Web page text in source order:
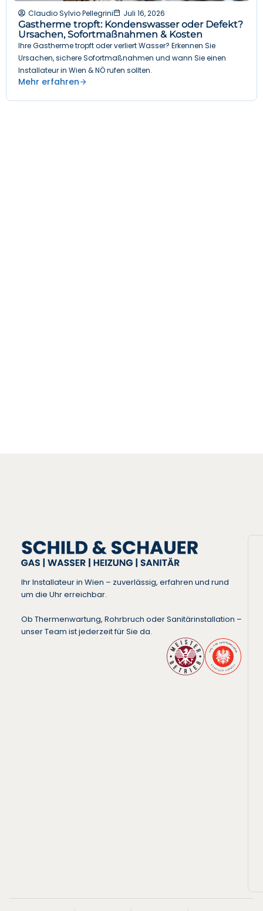
Claudio Sylvio Pellegrini Juli 16, 2026
Gastherme tropft: Kondenswasser oder Defekt?
Ursachen, Sofortmaßnahmen & Kosten
Ihre Gastherme tropft oder verliert Wasser? Erkennen Sie
Ursachen, sichere Sofortmaßnahmen und wann Sie einen
Installateur in Wien & NÖ rufen sollten.
Mehr erfahren
Ihr Installateur in Wien – zuverlässig, erfahren und rund
um die Uhr erreichbar.
Ob Thermenwartung, Rohrbruch oder Sanitärinstallation –
unser Team ist jederzeit für Sie da.